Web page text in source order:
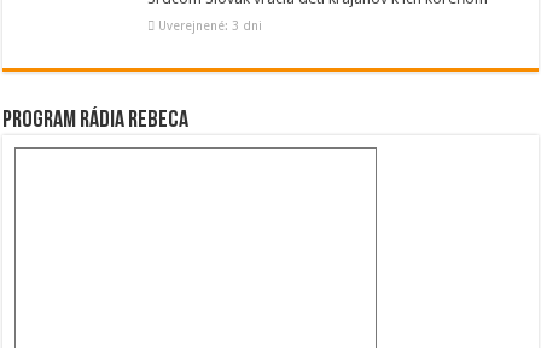
Uverejnené: 3 dni
Program Rádia Rebeca